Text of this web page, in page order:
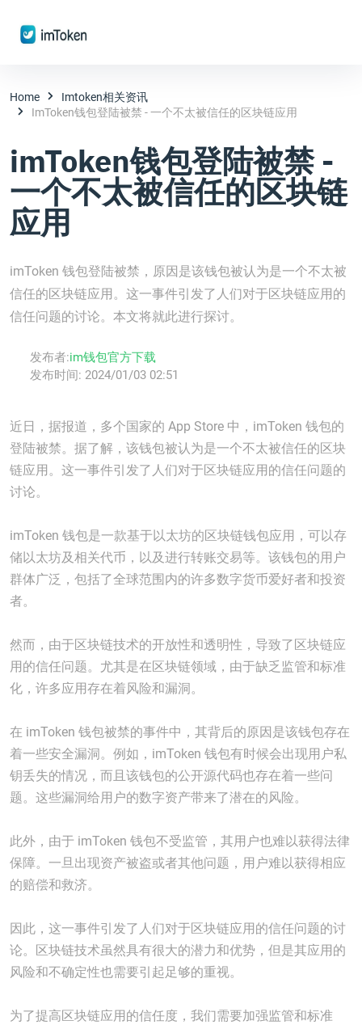
Home
Imtoken相关资讯
ImToken钱包登陆被禁 - 一个不太被信任的区块链应用
imToken钱包登陆被禁 -
一个不太被信任的区块链
应用
imToken 钱包登陆被禁，原因是该钱包被认为是一个不太被
信任的区块链应用。这一事件引发了人们对于区块链应用的
信任问题的讨论。本文将就此进行探讨。
发布者:im钱包官方下载
发布时间: 2024/01/03 02:51
近日，据报道，多个国家的 App Store 中，imToken 钱包的
登陆被禁。据了解，该钱包被认为是一个不太被信任的区块
链应用。这一事件引发了人们对于区块链应用的信任问题的
讨论。
imToken 钱包是一款基于以太坊的区块链钱包应用，可以存
储以太坊及相关代币，以及进行转账交易等。该钱包的用户
群体广泛，包括了全球范围内的许多数字货币爱好者和投资
者。
然而，由于区块链技术的开放性和透明性，导致了区块链应
用的信任问题。尤其是在区块链领域，由于缺乏监管和标准
化，许多应用存在着风险和漏洞。
在 imToken 钱包被禁的事件中，其背后的原因是该钱包存在
着一些安全漏洞。例如，imToken 钱包有时候会出现用户私
钥丢失的情况，而且该钱包的公开源代码也存在着一些问
题。这些漏洞给用户的数字资产带来了潜在的风险。
此外，由于 imToken 钱包不受监管，其用户也难以获得法律
保障。一旦出现资产被盗或者其他问题，用户难以获得相应
的赔偿和救济。
因此，这一事件引发了人们对于区块链应用的信任问题的讨
论。区块链技术虽然具有很大的潜力和优势，但是其应用的
风险和不确定性也需要引起足够的重视。
为了提高区块链应用的信任度，我们需要加强监管和标准